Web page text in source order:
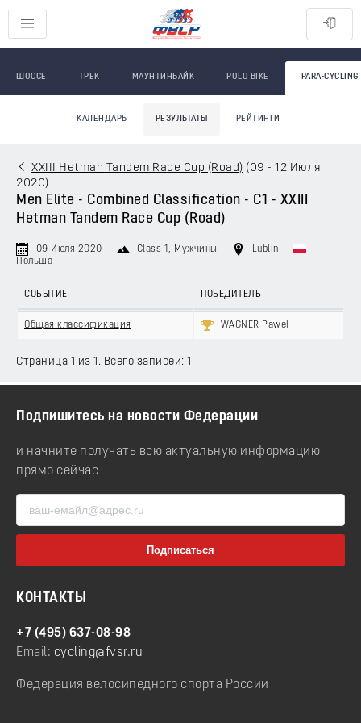
ШОССЕ ТРЕК МАУНТИНБАЙК POLO BIKE PARA-CYCLING
КАЛЕНДАРЬ РЕЗУЛЬТАТЫ РЕЙТИНГИ
XXIII Hetman Tandem Race Cup (Road) ( 09 - 12 Июля
2020)
Men Elite - Combined Classification - C1 - XXIII
Hetman Tandem Race Cup (Road)
09 Июля 2020 Class 1 , Мужчины
Lublin
Польша
СОБЫТИЕ ПОБЕДИТЕЛЬ
Общая классификация WAGNER Pawel
Страница 1 из 1. Всего записей: 1
Подпишитесь на новости Федерации
и начните получать всю актуальную информацию
прямо сейчас
КОНТАКТЫ
+7 (495) 637-08-98
Email: cycling@fvsr.ru
Федерация велосипедного спорта России